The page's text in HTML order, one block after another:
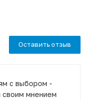
Оставить отзыв
с выбором -
своим мнением